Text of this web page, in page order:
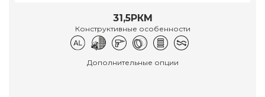
31,5РКМ
Конструктивные особенности
Дополнительные опции